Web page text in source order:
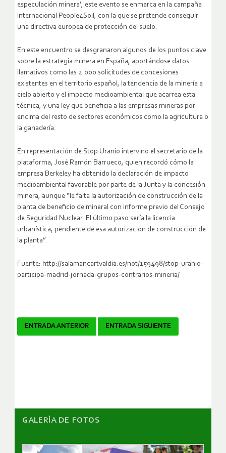
especulación minera’, este evento se enmarca en la campaña
internacional People4Soil, con la que se pretende conseguir
una directiva europea de protección del suelo.
En este encuentro se desgranaron algunos de los puntos clave
sobre la estrategia minera en España, aportándose datos
llamativos como las 2.000 solicitudes de concesiones
existentes en el territorio español, la tendencia de la minería a
cielo abierto y el impacto medioambiental que acarrea esta
técnica, y una ley que beneficia a las empresas mineras por
encima del resto de sectores económicos como la agricultura o
la ganadería.
En representación de Stop Uranio intervino el secretario de la
plataforma, José Ramón Barrueco, quien recordó cómo la
empresa Berkeley ha obtenido la declaración de impacto
medioambiental favorable por parte de la Junta y la concesión
minera, aunque “le falta la autorización de construcción de la
planta de beneficio de mineral con informe previo del Consejo
de Seguridad Nuclear. El último paso sería la licencia
urbanística, pendiente de esa autorización de construcción de
la planta”.
Fuente: http://salamancartvaldia.es/not/159498/stop-uranio-
participa-madrid-jornada-grupos-contrarios-mineria/
Navegador
ENTRADA ANTERIOR ENTRADA SIGUIENTE
GALERÌA DE FOTOS